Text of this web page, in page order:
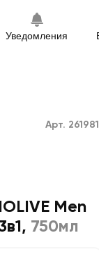
Уведомления
Арт. 261981
Men
, 750мл